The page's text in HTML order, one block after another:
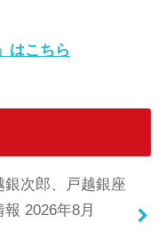
はこちら
次郎、戸越銀座
2026年8月